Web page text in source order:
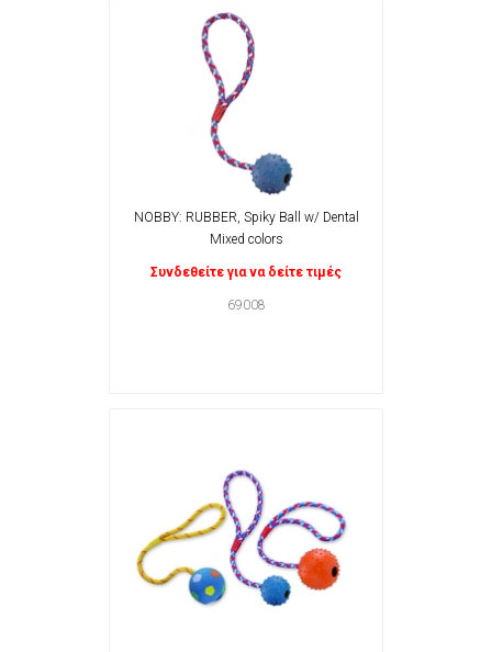
NOBBY: RUBBER, Spiky Ball w/ Dental
Mixed colors
Συνδεθείτε για να δείτε τιμές
69008